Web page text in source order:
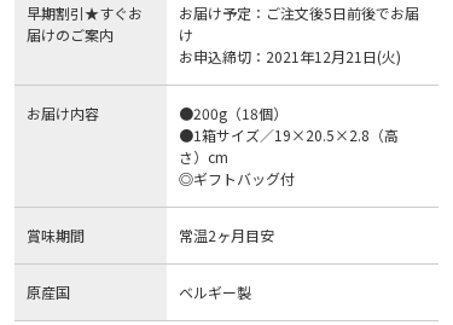
早期割引★すぐお
届けのご案内
お届け予定：ご注文後5日前後でお届
け
お申込締切：2021年12月21日(火)
お届け内容
●200g（18個）
●1箱サイズ／19×20.5×2.8（高
さ）cm
◎ギフトバッグ付
賞味期間 常温2ヶ月目安
原産国 ベルギー製